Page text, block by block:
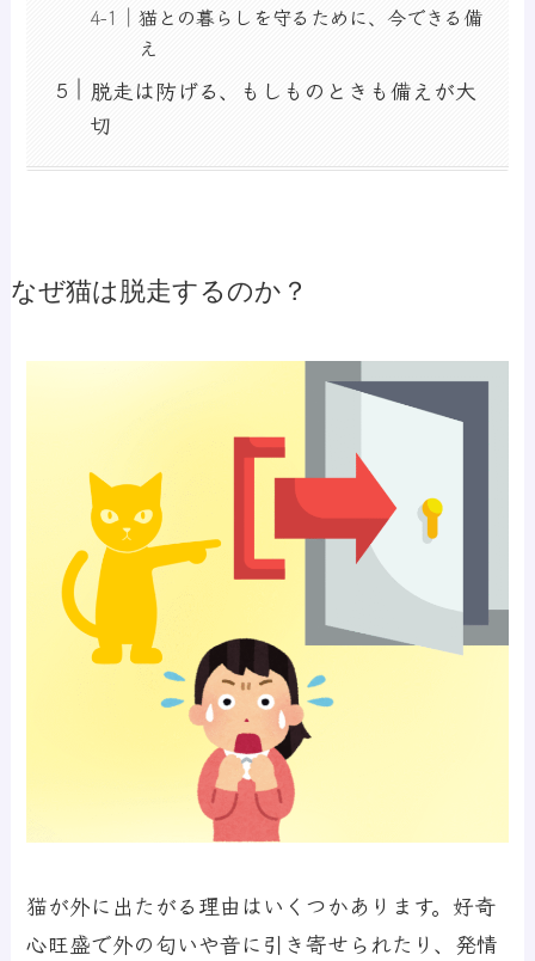
猫との暮らしを守るために、今できる備
え
脱走は防げる、もしものときも備えが大
切
なぜ猫は脱走するのか？
猫が外に出たがる理由はいくつかあります。好奇
心旺盛で外の匂いや音に引き寄せられたり、発情